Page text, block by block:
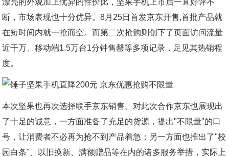
漂亮的外观加上优异的性价比，坚果手机上市后一直好评不
断，市场表现也十分优异。8月25日首发京东开售,首批产品就
在短时间内就一抢而空。而第二次抢购则创下了页面访问流量
近千万、移动端1.5万台1分钟售罄等多项记录，足见其热销程
度。
本次坚果也再次选择联手京东销售。对此次合作京东也展现出
了十足的诚意，一方面准备了充足的货源，提出"不限量"的口
号，让消费者不必再为抢不到产品着急；另一方面也推出了"校
园白条"、以旧换新、满额赠品等在内的诸多服务举措，实际上